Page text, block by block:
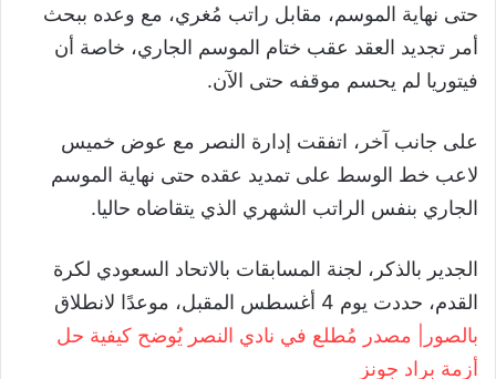
حتى نهاية الموسم، مقابل راتب مُغري، مع وعده ببحث
أمر تجديد العقد عقب ختام الموسم الجاري، خاصة أن
فيتوريا لم يحسم موقفه حتى الآن.
على جانب آخر، اتفقت إدارة النصر مع عوض خميس
لاعب خط الوسط على تمديد عقده حتى نهاية الموسم
الجاري بنفس الراتب الشهري الذي يتقاضاه حاليا.
الجدير بالذكر، لجنة المسابقات بالاتحاد السعودي لكرة
القدم، حددت يوم 4 أغسطس المقبل، موعدًا لانطلاق
بالصور| مصدر مُطلع في نادي النصر يُوضح كيفية حل
أزمة براد جونز